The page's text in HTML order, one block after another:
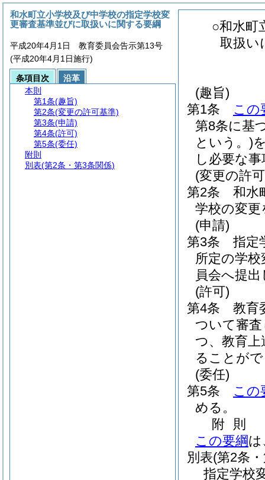
○和水町
取扱い
(趣旨)
第1条
この
第8条に基
という。)
し必要な
(変更の許
第2条
和水
学校の変
(申請)
第3条
指定
所定の学
員会へ提
(許可)
第4条
教育
ついて審査
つ、教育
ることが
(委任)
第5条
この
める。
附 則
この要綱は
別表(第2条
指定学校
和水町立小学校及び中学校の指定学校変
更審査基準並びに取扱いに関する要綱
平成20年4月1日 教育委員会告示第13号
(平成20年4月1日施行)
条項目次
沿革
本則
第1条(趣旨)
第2条(変更の許可基準)
第3条(申請)
第4条(許可)
第5条(委任)
附則
別表(第2条・第3条関係)